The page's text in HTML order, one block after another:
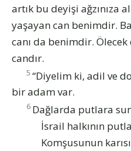
artık bu deyişi ağzınıza
yaşayan can benimdir.
canı da benimdir.
candır.
5 “Diyelim ki, adil ve
bir adam var.
6 Dağlarda putlara
İsrail halkının
Komşusunun